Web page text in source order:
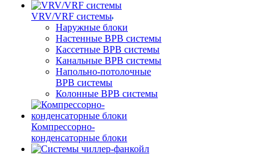
VRV/VRF системы
Наружные блоки
Настенные ВРВ системы
Кассетные ВРВ системы
Канальные ВРВ системы
Напольно-потолочные
ВРВ системы
Колонные ВРВ системы
Компрессорно-
конденсаторные блоки